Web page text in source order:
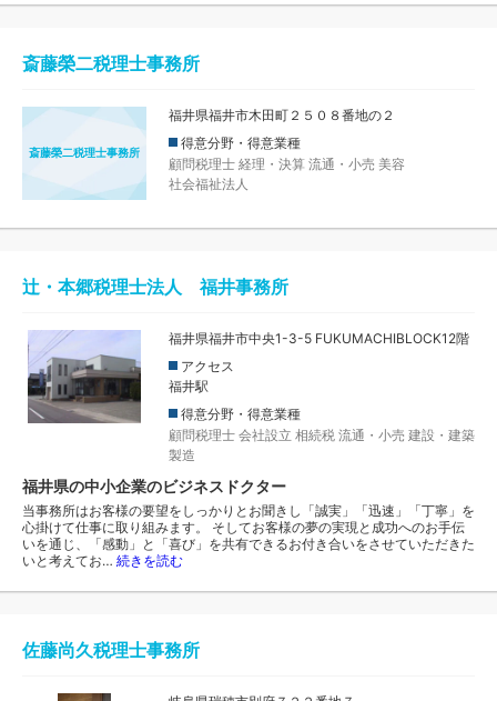
斎藤榮二税理士事務所
斎藤榮二税理士事務所
福井県福井市木田町２５０８番地の２
得意分野・得意業種
顧問税理士 経理・決算 流通・小売 美容
社会福祉法人
辻・本郷税理士法人 福井事務所
福井県福井市中央1-3-5 FUKUMACHIBLOCK12階
アクセス
福井駅
得意分野・得意業種
顧問税理士 会社設立 相続税 流通・小売 建設・建築
製造
福井県の中小企業のビジネスドクター
当事務所はお客様の要望をしっかりとお聞きし「誠実」「迅速」「丁寧」を
心掛けて仕事に取り組みます。 そしてお客様の夢の実現と成功へのお手伝
いを通じ、「感動」と「喜び」を共有できるお付き合いをさせていただきた
いと考えてお… 続きを読む
佐藤尚久税理士事務所